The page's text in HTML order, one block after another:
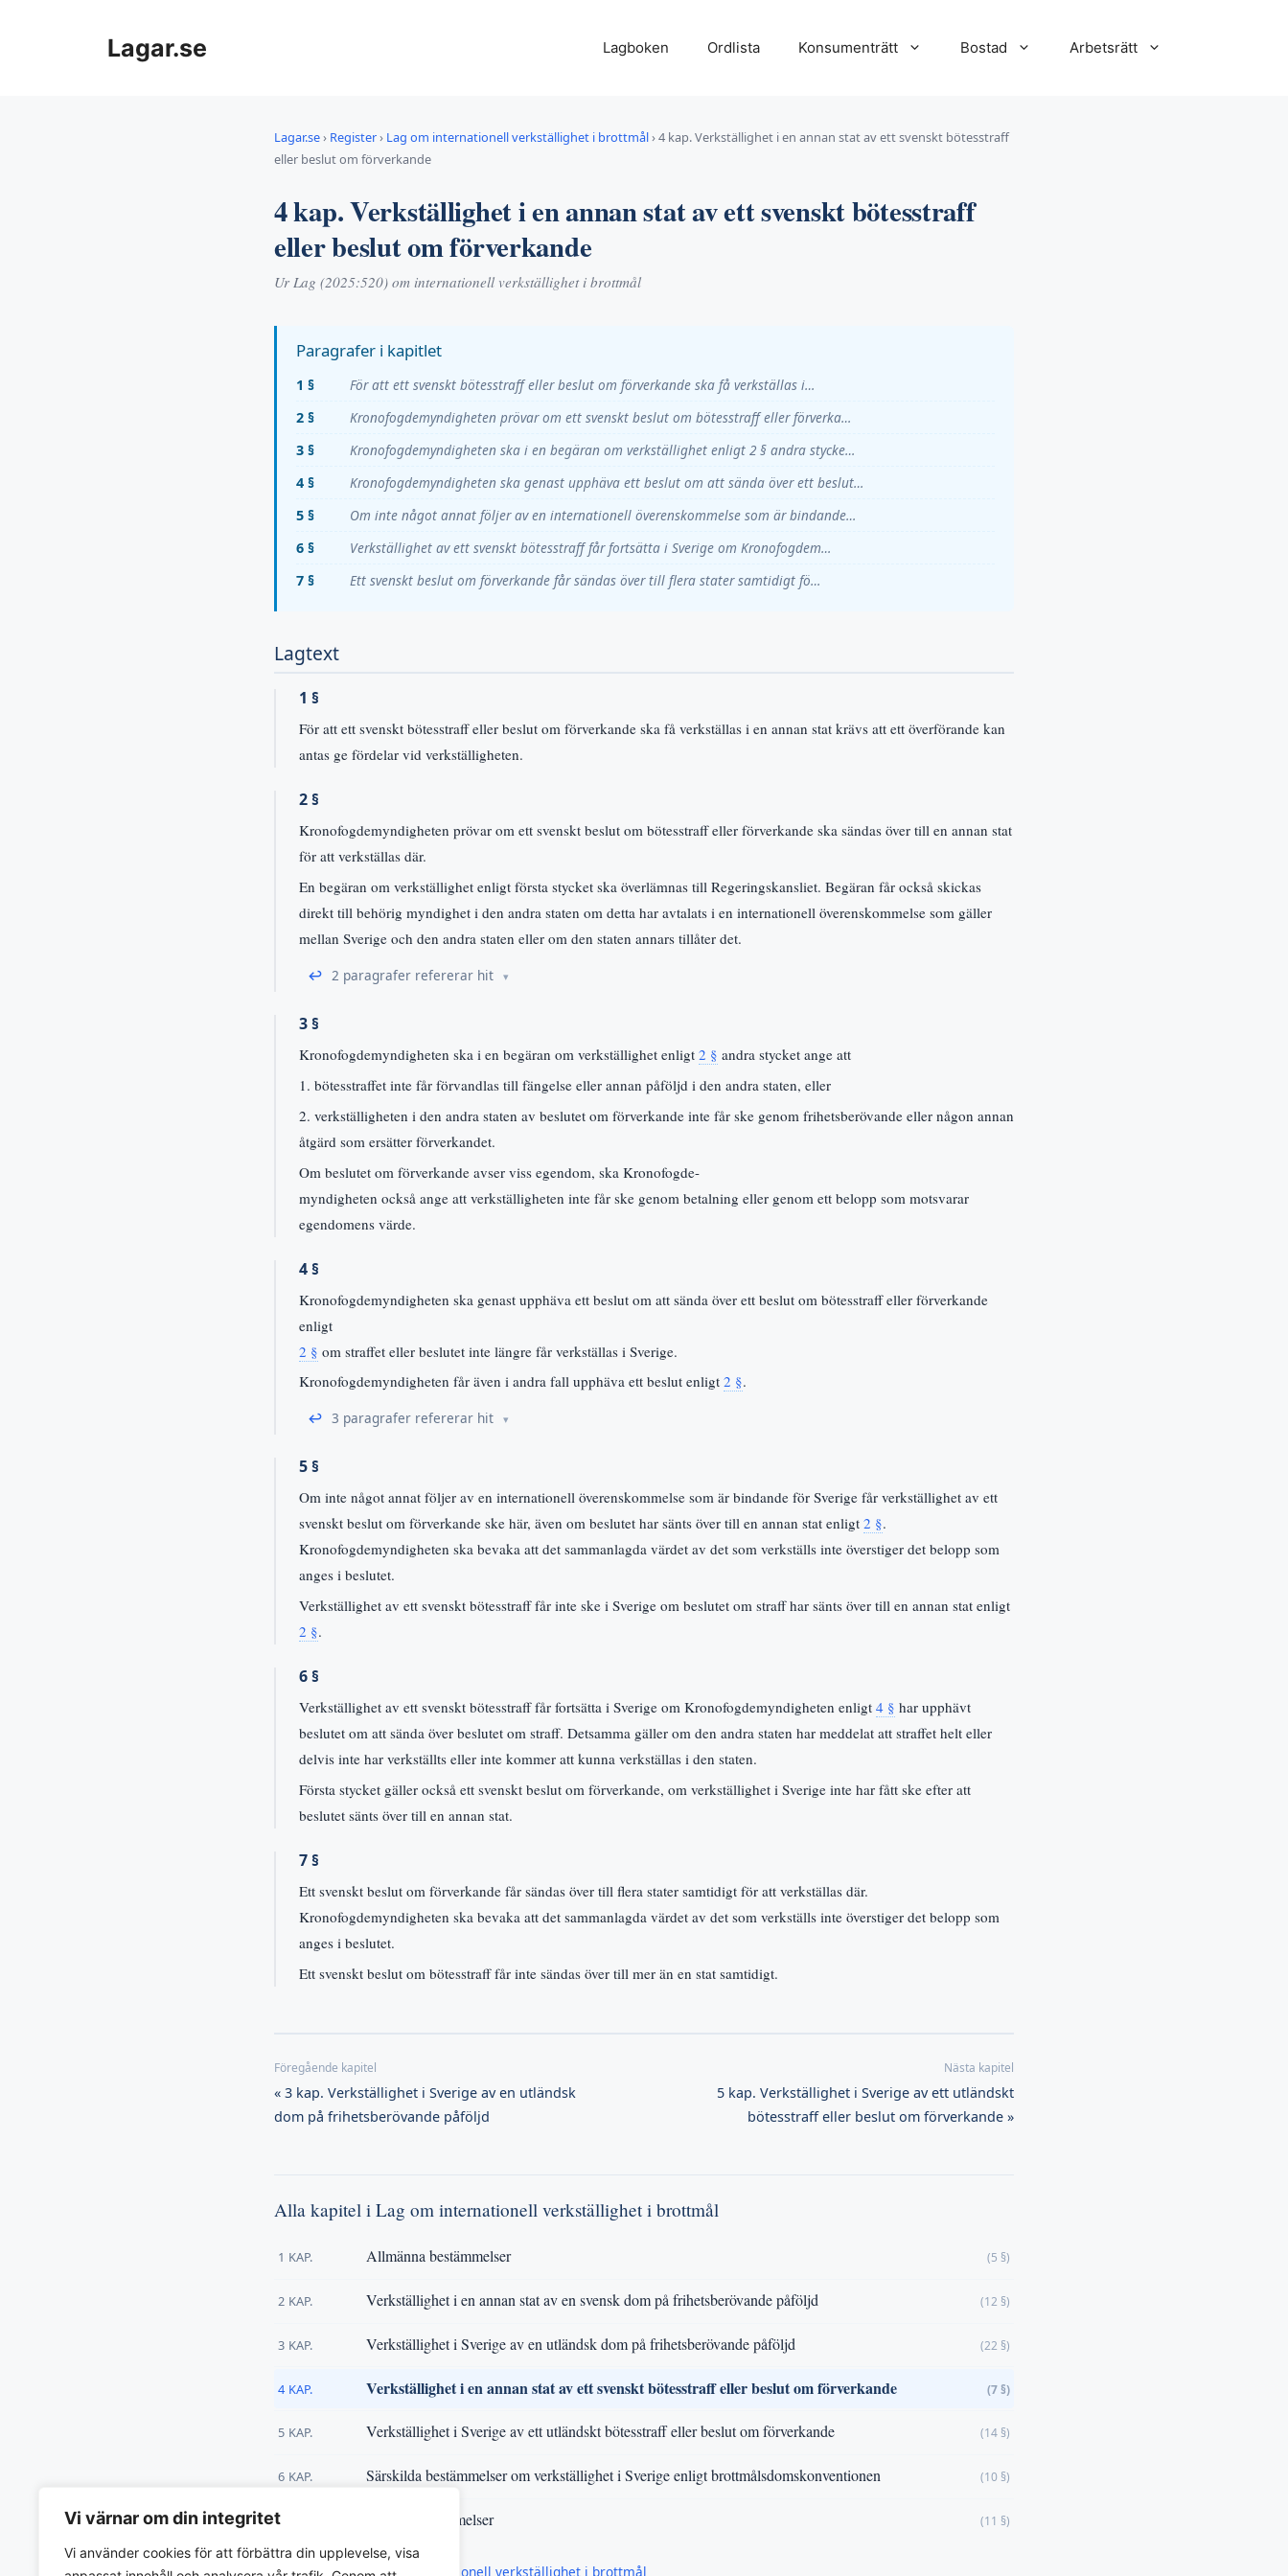
Vi värnar om din integritet
Vi använder cookies för att förbättra din upplevelse, visa
Lagar.se Lagboken Ordlista Konsumenträtt Bostad Arbetsrätt
Lagar.se› Register› Lag om internationell verkställighet i brottmål›4 kap. Verkställighet i en annan stat av ett svenskt bötesstraff
eller beslut om förverkande
4 kap. Verkställighet i en annan stat av ett svenskt bötesstraff
eller beslut om förverkande
Ur Lag (2025:520) om internationell verkställighet i brottmål
Paragrafer i kapitlet
1 §
För att ett svenskt bötesstraff eller beslut om förverkande ska få verkställas i…
2 §
Kronofogdemyndigheten prövar om ett svenskt beslut om bötesstraff eller förverka…
3 §
Kronofogdemyndigheten ska i en begäran om verkställighet enligt 2 § andra stycke…
4 §
Kronofogdemyndigheten ska genast upphäva ett beslut om att sända över ett beslut…
5 §
Om inte något annat följer av en internationell överenskommelse som är bindande…
6 §
Verkställighet av ett svenskt bötesstraff får fortsätta i Sverige om Kronofogdem…
7 §
Ett svenskt beslut om förverkande får sändas över till flera stater samtidigt fö…
Lagtext
1 §
För att ett svenskt bötesstraff eller beslut om förverkande ska få verkställas i en annan stat krävs att ett överförande kan
antas ge fördelar vid verkställigheten.
2 §
Kronofogdemyndigheten prövar om ett svenskt beslut om bötesstraff eller förverkande ska sändas över till en annan stat
för att verkställas där.
En begäran om verkställighet enligt första stycket ska överlämnas till Regeringskansliet. Begäran får också skickas
direkt till behörig myndighet i den andra staten om detta har avtalats i en internationell överenskommelse som gäller
mellan Sverige och den andra staten eller om den staten annars tillåter det.
↩ 2 paragrafer refererar hit
3 §
Kronofogdemyndigheten ska i en begäran om verkställighet enligt 2 § andra stycket ange att
1. bötesstraffet inte får förvandlas till fängelse eller annan påföljd i den andra staten, eller
2. verkställigheten i den andra staten av beslutet om förverkande inte får ske genom frihetsberövande eller någon annan
åtgärd som ersätter förverkandet.
Om beslutet om förverkande avser viss egendom, ska Kronofogde-
myndigheten också ange att verkställigheten inte får ske genom betalning eller genom ett belopp som motsvarar
egendomens värde.
4 §
Kronofogdemyndigheten ska genast upphäva ett beslut om att sända över ett beslut om bötesstraff eller förverkande
enligt
2 § om straffet eller beslutet inte längre får verkställas i Sverige.
Kronofogdemyndigheten får även i andra fall upphäva ett beslut enligt 2 §.
↩ 3 paragrafer refererar hit
5 §
Om inte något annat följer av en internationell överenskommelse som är bindande för Sverige får verkställighet av ett
svenskt beslut om förverkande ske här, även om beslutet har sänts över till en annan stat enligt 2 §.
Kronofogdemyndigheten ska bevaka att det sammanlagda värdet av det som verkställs inte överstiger det belopp som
anges i beslutet.
Verkställighet av ett svenskt bötesstraff får inte ske i Sverige om beslutet om straff har sänts över till en annan stat enligt
2 §.
6 §
Verkställighet av ett svenskt bötesstraff får fortsätta i Sverige om Kronofogdemyndigheten enligt 4 § har upphävt
beslutet om att sända över beslutet om straff. Detsamma gäller om den andra staten har meddelat att straffet helt eller
delvis inte har verkställts eller inte kommer att kunna verkställas i den staten.
Första stycket gäller också ett svenskt beslut om förverkande, om verkställighet i Sverige inte har fått ske efter att
beslutet sänts över till en annan stat.
7 §
Ett svenskt beslut om förverkande får sändas över till flera stater samtidigt för att verkställas där.
Kronofogdemyndigheten ska bevaka att det sammanlagda värdet av det som verkställs inte överstiger det belopp som
anges i beslutet.
Ett svenskt beslut om bötesstraff får inte sändas över till mer än en stat samtidigt.
« 3 kap. Verkställighet i Sverige av en utländsk
dom på frihetsberövande påföljd
5 kap. Verkställighet i Sverige av ett utländskt
bötesstraff eller beslut om förverkande »
Alla kapitel i Lag om internationell verkställighet i brottmål
1 KAP. Allmänna bestämmelser (5 §)
2 KAP. Verkställighet i en annan stat av en svensk dom på frihetsberövande påföljd (12 §)
3 KAP. Verkställighet i Sverige av en utländsk dom på frihetsberövande påföljd (22 §)
4 KAP. Verkställighet i en annan stat av ett svenskt bötesstraff eller beslut om förverkande (7 §)
5 KAP. Verkställighet i Sverige av ett utländskt bötesstraff eller beslut om förverkande (14 §)
6 KAP. Särskilda bestämmelser om verkställighet i Sverige enligt brottmålsdomskonventionen (10 §)
7 KAP. Övriga bestämmelser (11 §)
« Tillbaka tillLag om internationell verkställighet i brottmål